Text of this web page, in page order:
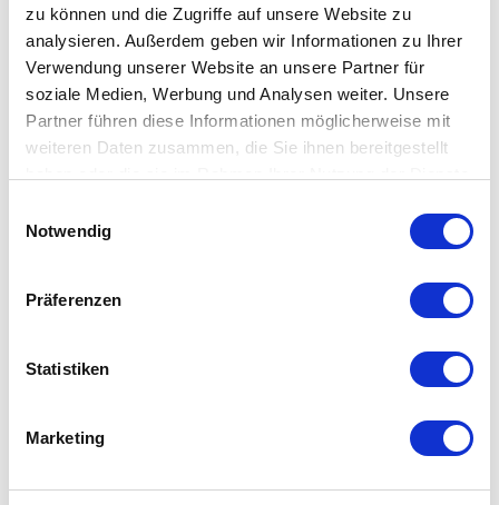
zu können und die Zugriffe auf unsere Website zu
analysieren. Außerdem geben wir Informationen zu Ihrer
Verwendung unserer Website an unsere Partner für
soziale Medien, Werbung und Analysen weiter. Unsere
Partner führen diese Informationen möglicherweise mit
weiteren Daten zusammen, die Sie ihnen bereitgestellt
Datenschutzerklärung
Notwendig
Präferenzen
Statistiken
Marketing
Egal, ob auf der Terrasse, dem Balkon oder im Garten, mit den
FERM LIVING - Strand Außenkissen können Sie den Sommer
in vollen Zügen genießen. Schaffen Sie sich eine gemütliche
und stilvolle Atmosphäre im Freien und machen Sie jeden
Moment zu einem besonderen Erlebnis.
verleiht der Umgebung zusätzliche Eleganz und Komfort
Baumwolle
Füllung aus recyceltem Polyester hält auch leichten
nicht für längere Zeit unter Wasser tauchen